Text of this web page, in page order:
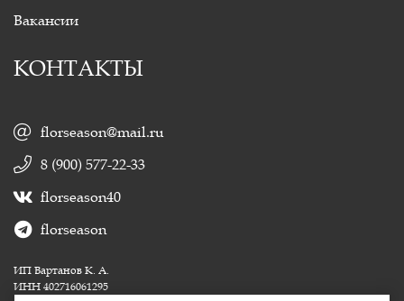
Вакансии
КОНТАКТЫ
florseason@mail.ru
8 (900) 577-22-33
florseason40
florseason
ИП Вартанов К. А.
ИНН 402716061295